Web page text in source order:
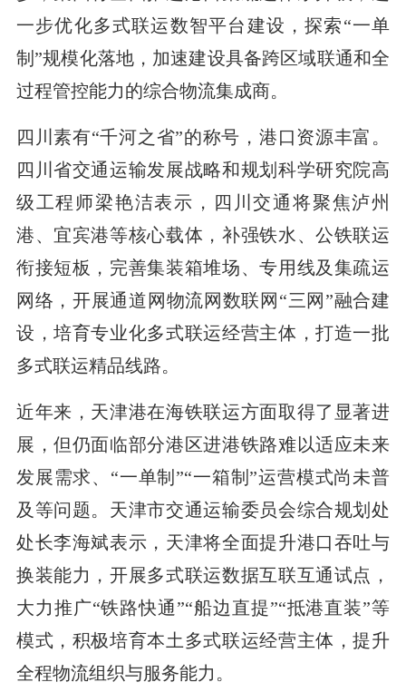
一步优化多式联运数智平台建设，探索“一单
制”规模化落地，加速建设具备跨区域联通和全
过程管控能力的综合物流集成商。
四川素有“千河之省”的称号，港口资源丰富。
四川省交通运输发展战略和规划科学研究院高
级工程师梁艳洁表示，四川交通将聚焦泸州
港、宜宾港等核心载体，补强铁水、公铁联运
衔接短板，完善集装箱堆场、专用线及集疏运
网络，开展通道网物流网数联网“三网”融合建
设，培育专业化多式联运经营主体，打造一批
多式联运精品线路。
近年来，天津港在海铁联运方面取得了显著进
展，但仍面临部分港区进港铁路难以适应未来
发展需求、“一单制”“一箱制”运营模式尚未普
及等问题。天津市交通运输委员会综合规划处
处长李海斌表示，天津将全面提升港口吞吐与
换装能力，开展多式联运数据互联互通试点，
大力推广“铁路快通”“船边直提”“抵港直装”等
模式，积极培育本土多式联运经营主体，提升
全程物流组织与服务能力。